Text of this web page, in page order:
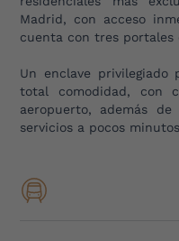
Madrid, con acceso
cuenta con tres portales
Un enclave
total comodidad, con
aeropuerto, además
servicios a pocos